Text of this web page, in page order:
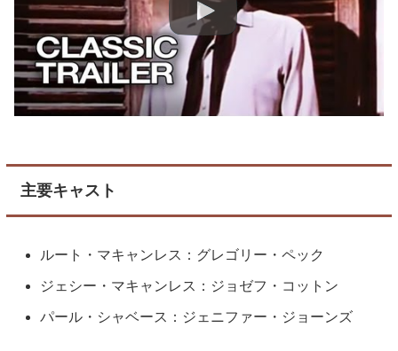
主要キャスト
ルート・マキャンレス：グレゴリー・ペック
ジェシー・マキャンレス：ジョゼフ・コットン
パール・シャベース：ジェニファー・ジョーンズ